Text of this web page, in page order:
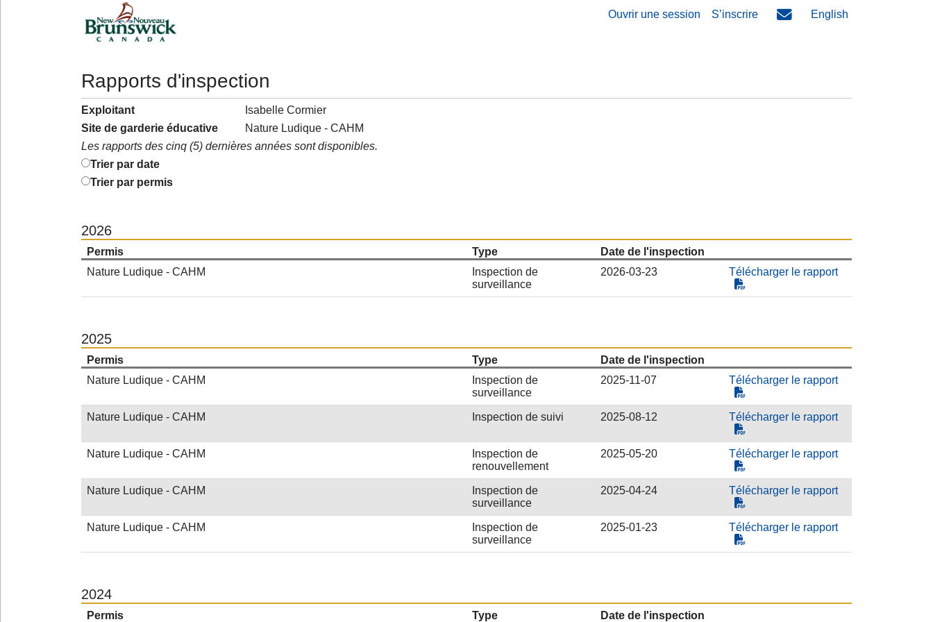
Ouvrir une session S’inscrire English
Rapports d'inspection
Exploitant
Isabelle Cormier
Site de garderie éducative
Nature Ludique - CAHM
Les rapports des cinq (5) dernières années sont disponibles.
Trier par date
Trier par permis
2026
Permis Type
Date de l'inspection
Nature Ludique - CAHM
Inspection de
surveillance
2026-03-23 Télécharger le rapport
2025
Permis Type
Date de l'inspection
Nature Ludique - CAHM
Inspection de
surveillance
2025-11-07 Télécharger le rapport
Nature Ludique - CAHM Inspection de suivi 2025-08-12 Télécharger le rapport
Nature Ludique - CAHM
Inspection de
renouvellement
2025-05-20 Télécharger le rapport
Nature Ludique - CAHM
Inspection de
surveillance
2025-04-24 Télécharger le rapport
Nature Ludique - CAHM
Inspection de
surveillance
2025-01-23 Télécharger le rapport
2024
Permis Type Date de l'inspection